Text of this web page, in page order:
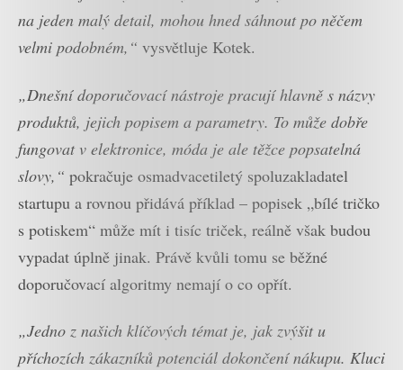
na jeden malý detail, mohou hned sáhnout po něčem
velmi podobném,“ vysvětluje Kotek.
„Dnešní doporučovací nástroje pracují hlavně s názvy
produktů, jejich popisem a parametry. To může dobře
fungovat v elektronice, móda je ale těžce popsatelná
slovy,“ pokračuje osmadvacetiletý spoluzakladatel
startupu a rovnou přidává příklad – popisek „bílé tričko
s potiskem“ může mít i tisíc triček, reálně však budou
vypadat úplně jinak. Právě kvůli tomu se běžné
doporučovací algoritmy nemají o co opřít.
„Jedno z našich klíčových témat je, jak zvýšit u
příchozích zákazníků potenciál dokončení nákupu. Kluci